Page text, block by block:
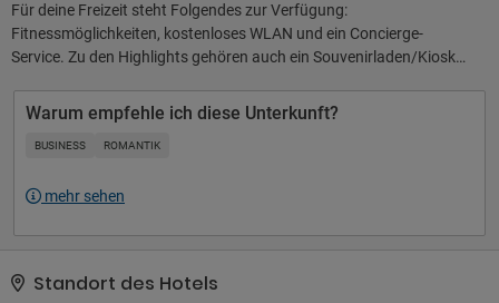
Für deine Freizeit steht Folgendes zur Verfügung:
Fitnessmöglichkeiten, kostenloses WLAN und ein Concierge-
Service. Zu den Highlights gehören auch ein Souvenirladen/Kiosk
Attraktionen zu erreichen ist dank des Shuttles (gegen Gebühr) ein
Kinderspiel.. Zum Angebot gehören ein Textilreinigungsservice,
eine rund um die Uhr besetzte Rezeption und mehrsprachiges
Warum empfehle ich diese Unterkunft?
BUSINESS ROMANTIK
mehr sehen
Standort des Hotels